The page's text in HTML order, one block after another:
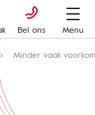
Bel ons
Menu
Minder vaak